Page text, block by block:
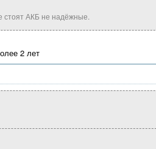
стоят АКБ не надёжные.
2 лет